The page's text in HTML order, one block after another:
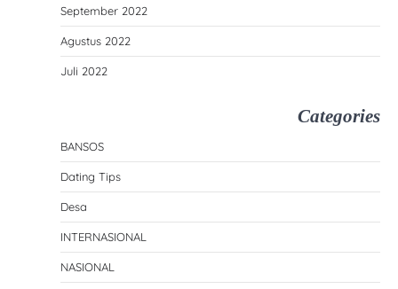
September 2022
Agustus 2022
Juli 2022
Categories
BANSOS
Dating Tips
Desa
INTERNASIONAL
NASIONAL